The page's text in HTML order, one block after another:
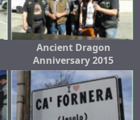
Ancient Dragon
Anniversary 2015